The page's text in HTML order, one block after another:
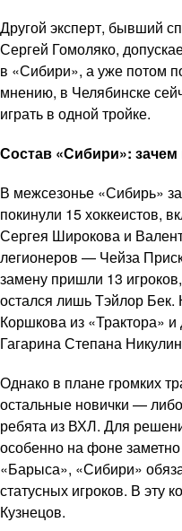
Другой эксперт, бывший
Сергей Гомоляко,
в «Сибири», а уже потом
мнению, в Челябинске
играть в одной тройке.
Состав «Сибири»: зачем
В межсезонье «Сибирь»
покинули 15 хоккеистов,
Сергея Широкова и
легионеров — Чейза
замену пришли 13
остался лишь Тэйлор Бек.
Коршкова из «Трактора» и
Гагарина Степана
Однако в плане громких
остальные новички —
ребята из ВХЛ. Для
особенно на фоне
«Барыса», «Сибири»
статусных игроков. В эту
Кузнецов.